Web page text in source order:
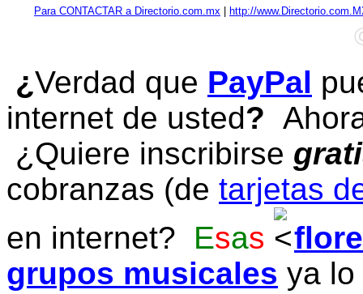
Para CONTACTAR a Directorio.com.mx http://
¿Verdad que PayPal
internet de usted?
¿Quiere inscribirse
cobranzas (de tarjetas
en internet? Esas
grupos musicales ya